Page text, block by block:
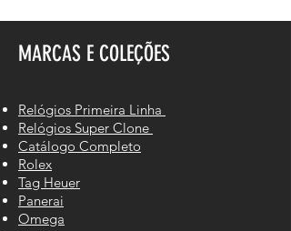
MARCAS E COLEÇÕES
Relógios Primeira Linha
Relógios Super Clone
Catálogo Completo
Rolex
Tag Heuer
Panerai
Omega